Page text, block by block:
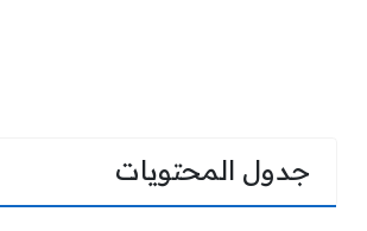
جدول المحتويات